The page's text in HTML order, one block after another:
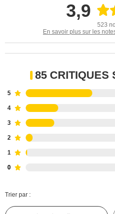
3,9
523
En savoir plus sur les
85 CRITIQUES
5
4
3
2
1
0
Trier par :